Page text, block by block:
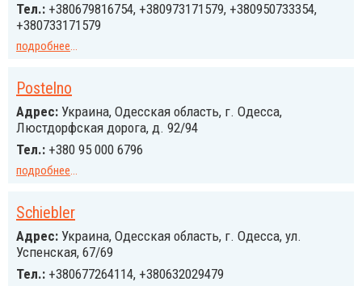
Тел.: +380679816754, +380973171579, +380950733354,
+380733171579
подробнее...
Postelno
Адрес: Украина, Одесская область, г. Одесса,
Люстдорфская дорога, д. 92/94
Тел.: +380 95 000 6796
подробнее...
Schiebler
Адрес: Украина, Одесская область, г. Одесса, ул.
Успенская, 67/69
Тел.: +380677264114, +380632029479